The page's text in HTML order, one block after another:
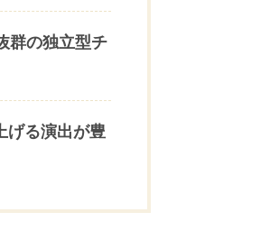
群の独立型チ
げる演出が豊